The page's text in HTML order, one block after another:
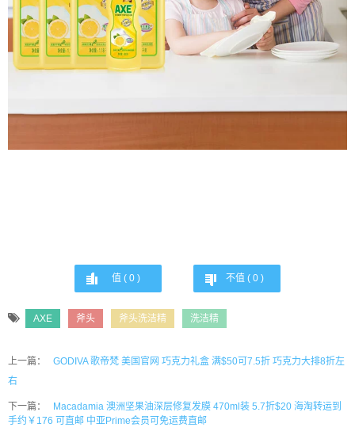
值 ( 0 ) 不值 ( 0 )
AXE 斧头 斧头洗洁精 洗洁精
上一篇：
GODIVA 歌帝梵 美国官网 巧克力礼盒 满$50可7.5折 巧克力大排8折左
右
下一篇：
Macadamia 澳洲坚果油深层修复发膜 470ml装 5.7折$20 海淘转运到
手约￥176 可直邮 中亚Prime会员可免运费直邮